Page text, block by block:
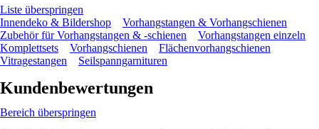
Liste überspringen
Innendeko & Bildershop
Vorhangstangen & Vorhangschienen
Zubehör für Vorhangstangen & -schienen
Vorhangstangen einzeln
Komplettsets
Vorhangschienen
Flächenvorhangschienen
Vitragestangen
Seilspanngarnituren
Kundenbewertungen
Bereich überspringen